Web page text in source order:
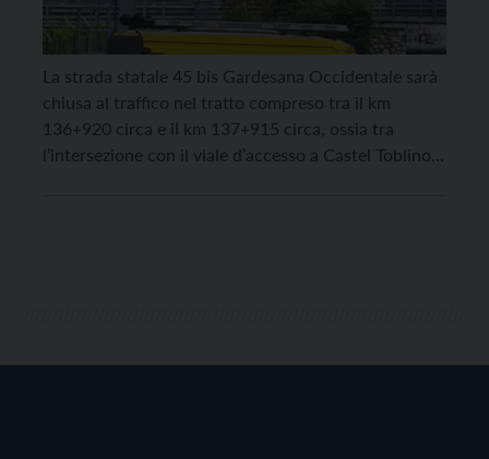
La strada statale 45 bis Gardesana Occidentale sarà
chiusa al traffico nel tratto compreso tra il km
136+920 circa e il km 137+915 circa, ossia tra
l’intersezione con il viale d’accesso a Castel Toblino e